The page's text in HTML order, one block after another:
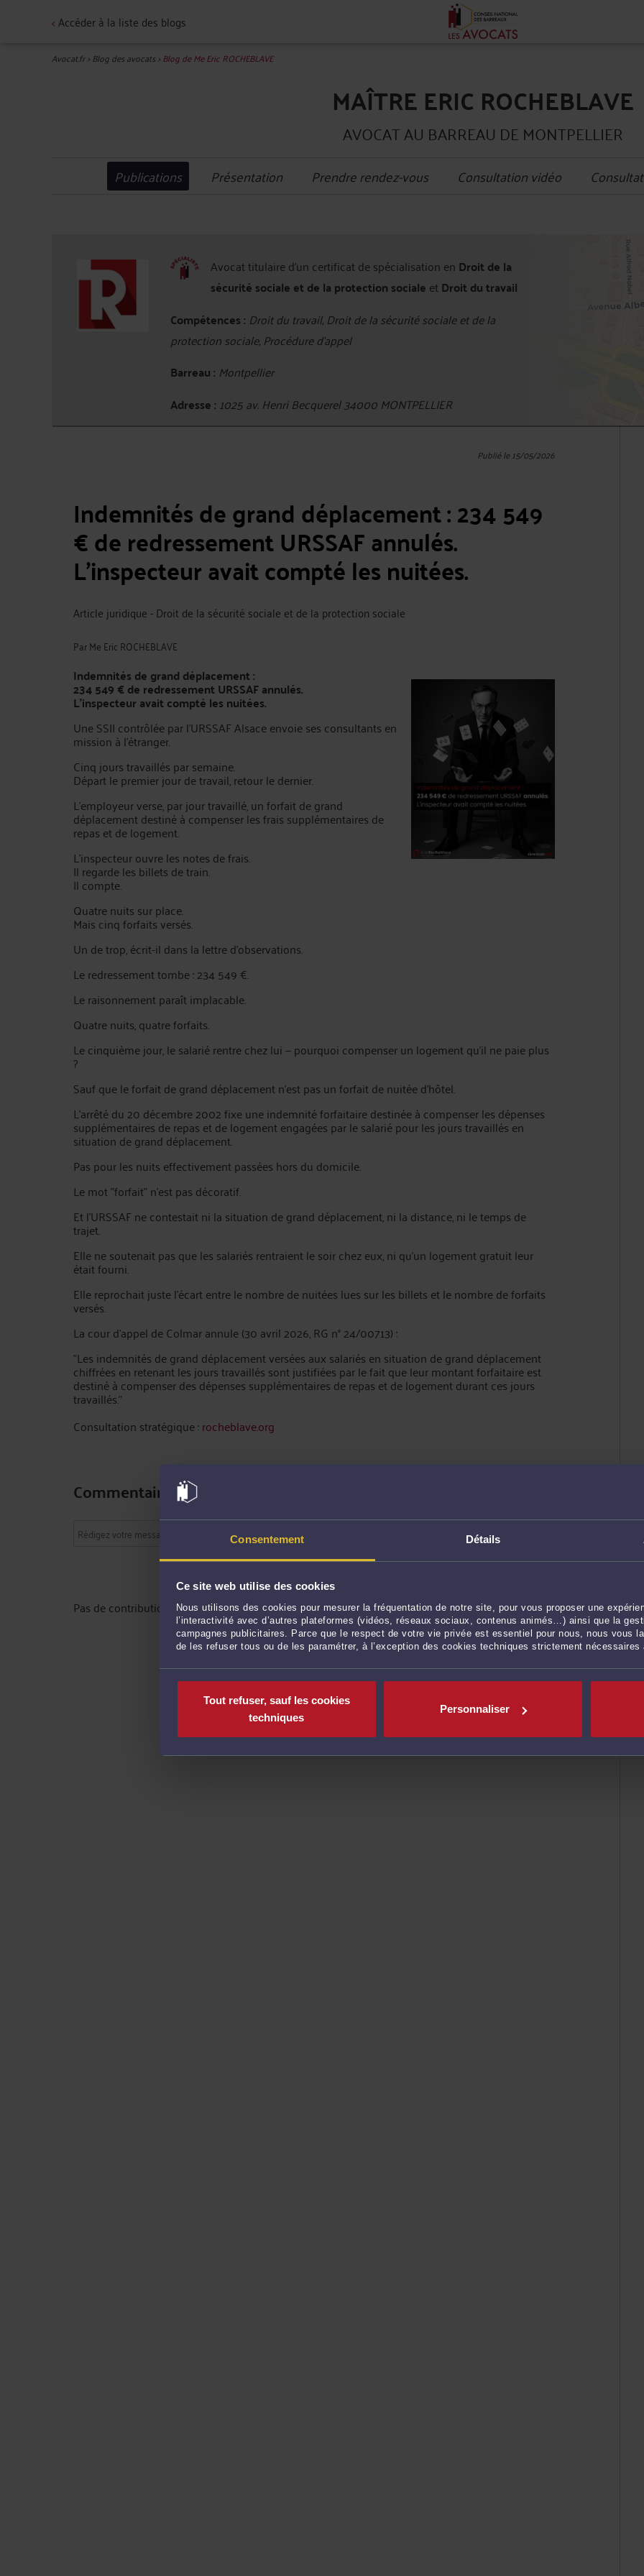
Consentement Détails
Ce site web utilise des cookies
Nous utilisons des cookies pour mesurer la fréquentation de notre site, pour vous proposer une
l’interactivité avec d’autres plateformes (vidéos, réseaux sociaux, contenus animés…) ainsi que la
campagnes publicitaires. Parce que le respect de votre vie privée est essentiel pour nous, nous vous
de les refuser tous ou de les paramétrer, à l’exception des cookies techniques strictement nécessaires
Tout refuser, sauf les cookies
techniques
Personnaliser
<Accéder à la liste des blogs
Avocat.fr>Blog des avocats>Blog de Me Eric ROCHEBLAVE
MAÎTRE ERIC ROCHEBLAVE
AVOCAT AU BARREAU DE MONTPELLIER
Publications Présentation Prendre rendez-vous Consultation vidéo
Avocat titulaire d'un certificat de spécialisation en Droit de la
sécurité sociale et de la protection sociale etDroit du travail
Compétences : Droit du travail, Droit de la sécurité sociale et de la
protection sociale, Procédure d'appel
Barreau : Montpellier
Adresse : 1025 av. Henri Becquerel 34000 MONTPELLIER
Publié le 15/05/2026
Indemnités de grand déplacement : 234 549
€ de redressement URSSAF annulés.
L'inspecteur avait compté les nuitées.
Article juridique - Droit de la sécurité sociale et de la protection sociale
ParMe Eric ROCHEBLAVE
Indemnités de grand déplacement :
234 549 € de redressement URSSAF annulés.
L'inspecteur avait compté les nuitées.
Une SSII contrôlée par l'URSSAF Alsace envoie ses consultants en
mission à l'étranger.
Cinq jours travaillés par semaine.
Départ le premier jour de travail, retour le dernier.
L'employeur verse, par jour travaillé, un forfait de grand
déplacement destiné à compenser les frais supplémentaires de
repas et de logement.
L'inspecteur ouvre les notes de frais.
Il regarde les billets de train.
Il compte.
Quatre nuits sur place.
Mais cinq forfaits versés.
Un de trop, écrit-il dans la lettre d'observations.
Le redressement tombe : 234 549 €.
Le raisonnement paraît implacable.
Quatre nuits, quatre forfaits.
Le cinquième jour, le salarié rentre chez lui — pourquoi compenser un logement qu'il ne paie plus
?
Sauf que le forfait de grand déplacement n'est pas un forfait de nuitée d'hôtel.
L'arrêté du 20 décembre 2002 fixe une indemnité forfaitaire destinée à compenser les dépenses
supplémentaires de repas et de logement engagées par le salarié pour les jours travaillés en
situation de grand déplacement.
Pas pour les nuits effectivement passées hors du domicile.
Le mot "forfait" n'est pas décoratif.
Et l'URSSAF ne contestait ni la situation de grand déplacement, ni la distance, ni le temps de
trajet.
Elle ne soutenait pas que les salariés rentraient le soir chez eux, ni qu'un logement gratuit leur
était fourni.
Elle reprochait juste l'écart entre le nombre de nuitées lues sur les billets et le nombre de forfaits
versés.
La cour d'appel de Colmar annule (30 avril 2026, RG n° 24/00713) :
"Les indemnités de grand déplacement versées aux salariés en situation de grand déplacement
chiffrées en retenant les jours travaillés sont justifiées par le fait que leur montant forfaitaire est
destiné à compenser des dépenses supplémentaires de repas et de logement durant ces jours
travaillés."
Consultation stratégique :rocheblave.org
Commentaires
Pas de contribution, soyez le premier